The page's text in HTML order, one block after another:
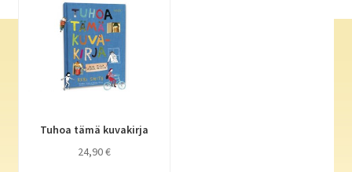
Tuhoa tämä kuvakirja
24,90€